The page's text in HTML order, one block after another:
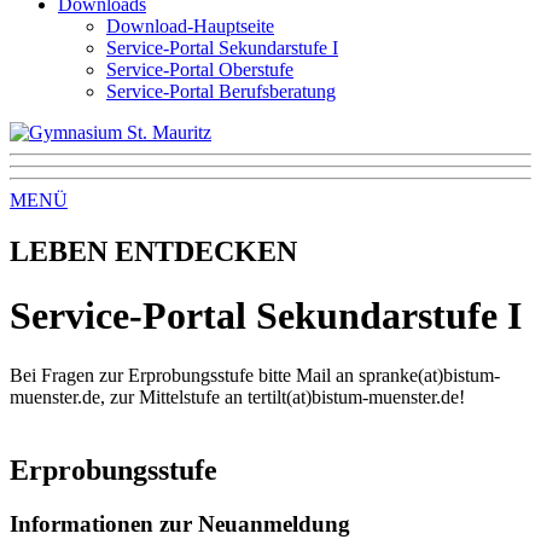
Downloads
Download-Hauptseite
Service-Portal Sekundarstufe I
Service-Portal Oberstufe
Service-Portal Berufsberatung
MENÜ
LEBEN ENTDECKEN
Service-Portal Sekundarstufe I
Bei Fragen zur Erprobungsstufe bitte Mail an spranke(at)bistum-
muenster.de, zur Mittelstufe an tertilt(at)bistum-muenster.de!
Erprobungsstufe
Informationen zur Neuanmeldung